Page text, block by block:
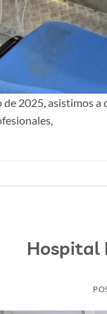
de 2025, asistimos
Hospital